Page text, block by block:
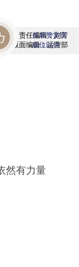
责任编辑：刘芳
版面编辑：运营部
首席赞赏官
虚位以待
然有力量